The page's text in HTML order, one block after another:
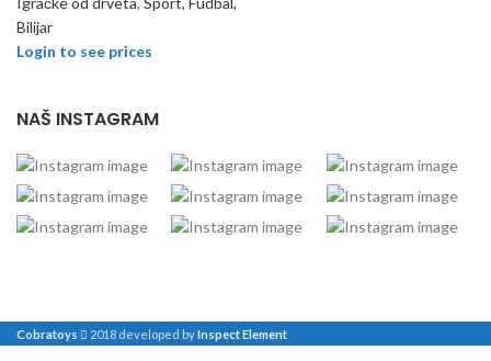
NAŠ INSTAGRAM
Bilijar
Login to see prices
Cobratoys 2018 developed byInspect Element